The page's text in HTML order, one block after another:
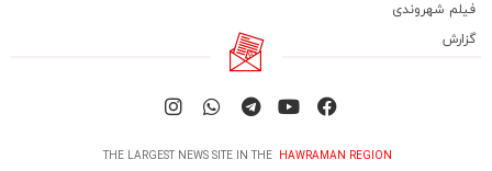
فیلم شهروندی
گزارش
THE LARGEST NEWS SITE IN THE HAWRAMAN REGION